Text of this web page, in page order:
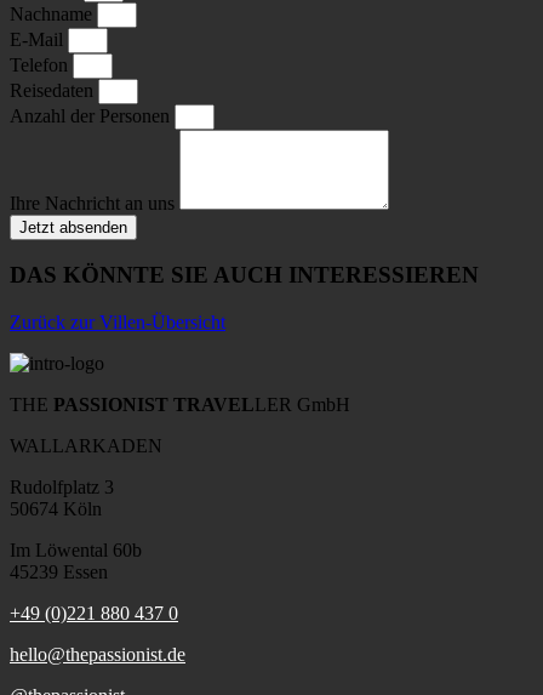
Nachname
E-Mail
Telefon
Reisedaten
Anzahl der Personen
Ihre Nachricht an uns
Jetzt absenden
DAS KÖNNTE SIE AUCH INTERESSIEREN
Zurück zur Villen-Übersicht
THE PASSIONIST TRAVELLER GmbH
WALLARKADEN
Rudolfplatz 3
50674 Köln
Im Löwental 60b
45239 Essen
+49 (0)221 880 437 0
hello@thepassionist.de